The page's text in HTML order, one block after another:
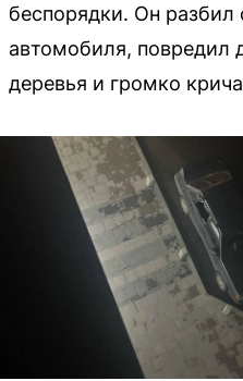
беспорядки. Он разбил
автомобиля,
деревья и громко